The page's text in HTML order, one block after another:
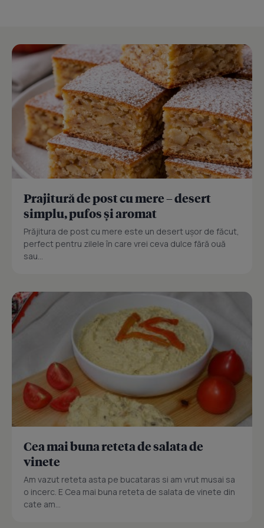
Prajitură de post cu mere – desert
simplu, pufos și aromat
Prăjitura de post cu mere este un desert ușor de făcut,
perfect pentru zilele în care vrei ceva dulce fără ouă
sau...
Cea mai buna reteta de salata de
vinete
Am vazut reteta asta pe bucataras si am vrut musai sa
o incerc. E Cea mai buna reteta de salata de vinete din
cate am...